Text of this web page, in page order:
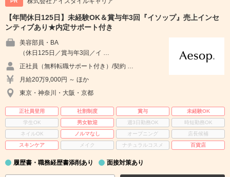
【年間休日125日】未経験OK＆賞与年3回『イソップ』売上インセ
ンティブあり★内定サポート付き
美容部員・BA
（休日125日／賞与年3回／イ …
正社員（無料転職サポート付き）/契約 …
月給20万9,000円 ～ ほか
東京・神奈川・大阪・京都
正社員登用 社割制度 賞与
未経験OK
学生OK
男女歓迎 週3日勤務OK
時短勤務OK
ネイルOK
ノルマなし オープニング
店長候補
スキンケア
メイク ナチュラルコスメ 百貨店
履歴書・職務経歴書添削あり 面接対策あり